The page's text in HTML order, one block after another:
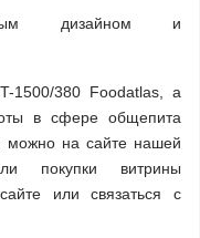
дизайном и
1500/380 Foodatlas, а
в сфере общепита
можно на сайте нашей
покупки витрины
или связаться с